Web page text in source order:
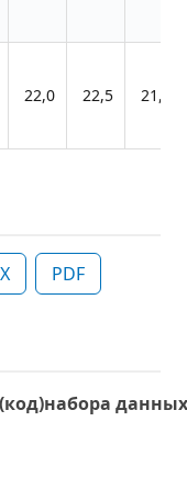
22,0 22,5 21,9
PDF
данных